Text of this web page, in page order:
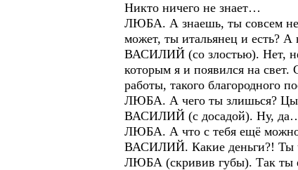
Никто ничего не знает…
ЛЮБА. А знаешь, ты совсем не
может, ты итальянец и есть? А
ВАСИЛИЙ (со злостью). Нет, не
которым я и появился на свет.
работы, такого благородного
ЛЮБА. А чего ты злишься?
ВАСИЛИЙ (с досадой). Ну,
ЛЮБА. А что с тебя ещё можно
ВАСИЛИЙ. Какие деньги?! Ты
ЛЮБА (скривив губы). Так ты